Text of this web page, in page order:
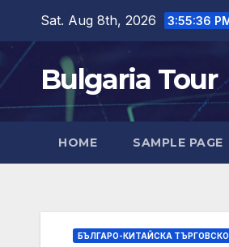
content
Sat. Aug 8th, 2026 3:55:38
Bulgaria Tour
HOME SAMPLE PAGE
БЪЛГАРО-КИТАЙСКА